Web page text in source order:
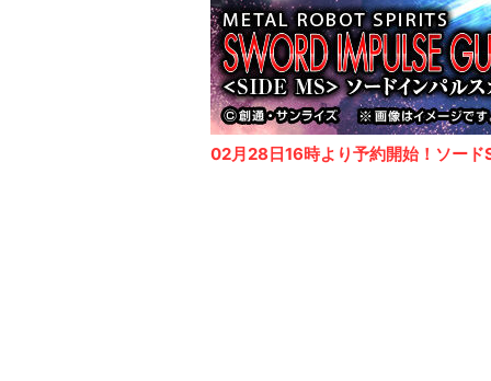
02月28日16時より予約開始！ソード